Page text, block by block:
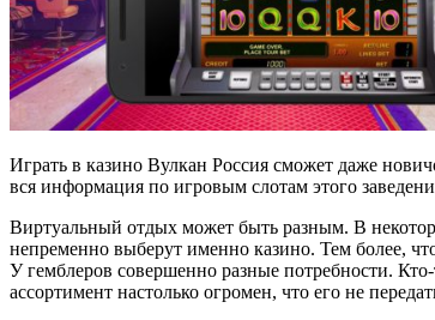
Играть в казино Вулкан Россия сможет даже
вся информация по игровым слотам этого
Виртуальный отдых может быть разным. В
непременно выберут именно казино. Тем более,
У гемблеров совершенно разные потребности.
ассортимент настолько огромен, что его не